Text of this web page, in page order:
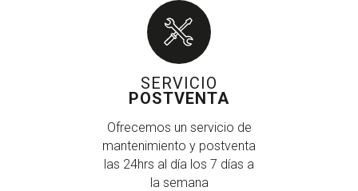
SERVICIO
POSTVENTA
Ofrecemos un servicio de
mantenimiento y postventa
las 24hrs al día los 7 días a
la semana